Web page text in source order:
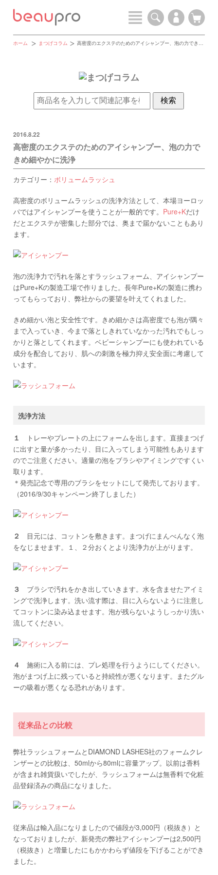
ホーム まつげコラム 高密度のエクステのためのアイシャンプー、泡の力できめ細やかに洗浄
2016.8.22
高密度のエクステのためのアイシャンプー、泡の力で
きめ細やかに洗浄
カテゴリー： ボリュームラッシュ
高密度のボリュームラッシュの洗浄方法として、本場ヨーロッ
パではアイシャンプーを使うことが一般的です。 Pure+Kだけ
だとエクステが密集した部分では、奥まで届かないこともあり
ます。
泡の洗浄力で汚れを落とすラッシュフォーム、アイシャンプー
はPure+Kの製造工場で作りました。長年Pure+Kの製造に携わ
ってもらっており、弊社からの要望を叶えてくれました。
きめ細かい泡と安全性です。きめ細かさは高密度でも泡が隅々
まで入っていき、今まで落としきれていなかった汚れでもしっ
かりと落としてくれます。ベビーシャンプーにも使われている
成分を配合しており、肌への刺激を極力抑え安全面に考慮して
います。
洗浄方法
１
トレーやプレートの上にフォームを出します。直接まつげ
に出すと量が多かったり、目に入ってしまう可能性もあります
のでご注意ください。適量の泡をブラシやアイミングですくい
取ります。
＊発売記念で専用のブラシをセットにして発売しております。
（2016/9/30キャンペーン終了しました）
２
目元には、コットンを敷きます。まつげにまんべんなく泡
をなじませます。１、２分おくとより洗浄力が上がります。
３
ブラシで汚れをかき出していきます。水を含ませたアイミ
ングで洗浄します。洗い流す際は、目に入らないように注意し
てコットンに染み込ませます。泡が残らないようしっかり洗い
流してください。
４ 施術に入る前には、プレ処理を行うようにしてください。
泡がまつげ上に残っていると持続性が悪くなります。またグル
ーの吸着が悪くなる恐れがあります。
従来品との比較
弊社ラッシュフォームとDIAMOND LASHES社のフォームクレ
ンザーとの比較は、50mlから80mlに容量アップ。以前は香料
が含まれ雑貨扱いでしたが、ラッシュフォームは無香料で化粧
品登録済みの商品になりました。
従来品は輸入品になりましたので値段が3,000円（税抜き）と
なっておりましたが、新発売の弊社アイシャンプーは2,500円
（税抜き）と増量したにもかかわらず値段を下げることができ
ました。